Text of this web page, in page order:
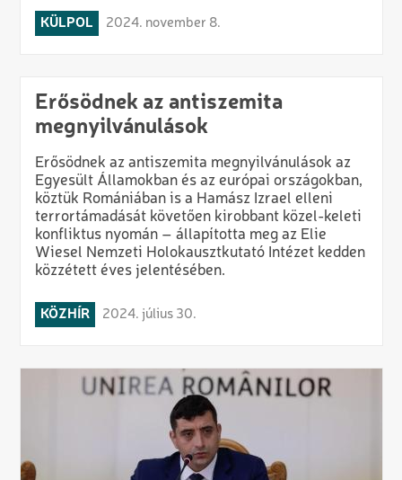
KÜLPOL 2024. november 8.
Erősödnek az antiszemita
megnyilvánulások
Erősödnek az antiszemita megnyilvánulások az
Egyesült Államokban és az európai országokban,
köztük Romániában is a Hamász Izrael elleni
terrortámadását követően kirobbant közel-keleti
konfliktus nyomán – állapította meg az Elie
Wiesel Nemzeti Holokausztkutató Intézet kedden
közzétett éves jelentésében.
KÖZHÍR 2024. július 30.